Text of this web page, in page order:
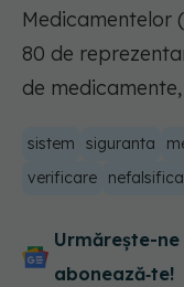
Medicamentelor
80 de
de
sistem siguranta
verificare
Urmărește-
abonează‑te!